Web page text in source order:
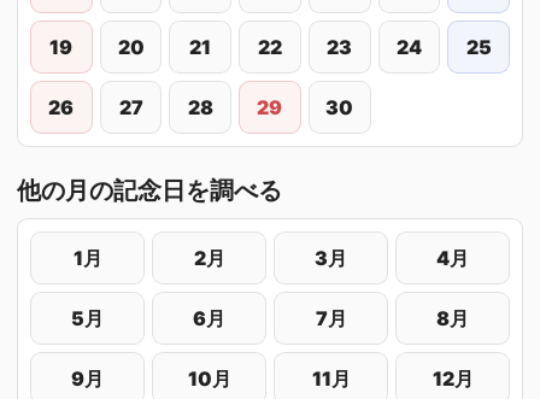
19 20 21 22 23 24 25
26 27 28 29 30
他の月の記念日を調べる
1月 2月 3月 4月
5月 6月 7月 8月
9月 10月 11月 12月